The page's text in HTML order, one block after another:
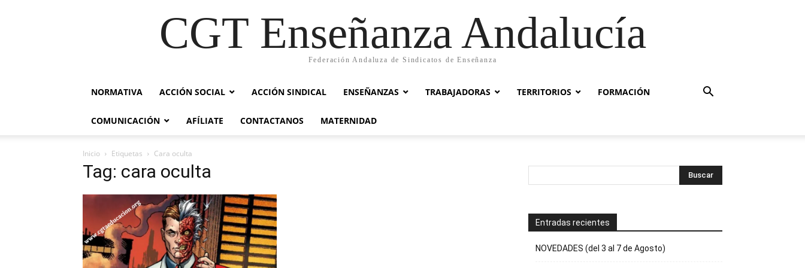
CGT Enseñanza Andalucía
Federación Andaluza de Sindicatos de Enseñanza
NORMATIVA ACCIÓN SOCIAL ACCIÓN SINDICAL ENSEÑANZAS TRABAJADORAS TERRITORIOS FORMACIÓN
COMUNICACIÓN AFÍLIATE CONTACTANOS MATERNIDAD
Inicio Etiquetas Cara oculta
Tag: cara oculta
Entradas recientes
NOVEDADES (del 3 al 7 de Agosto)